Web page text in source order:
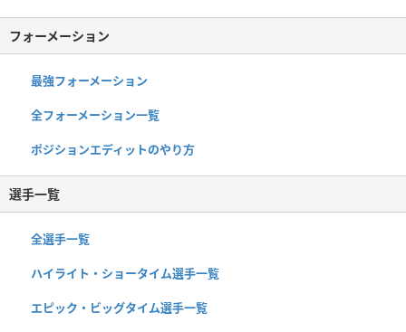
フォーメーション
最強フォーメーション
全フォーメーション一覧
ポジションエディットのやり方
選手一覧
全選手一覧
ハイライト・ショータイム選手一覧
エピック・ビッグタイム選手一覧